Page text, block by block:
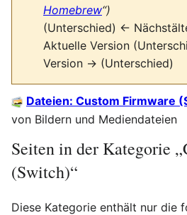
Homebrew“)
(Unterschied) ←
Aktuelle Version
Version → (Unterschied)
Dateien: Custom Firmware
von Bildern und Mediendateien
Seiten in der Kategorie
(Switch)“
Diese Kategorie enthält nur die